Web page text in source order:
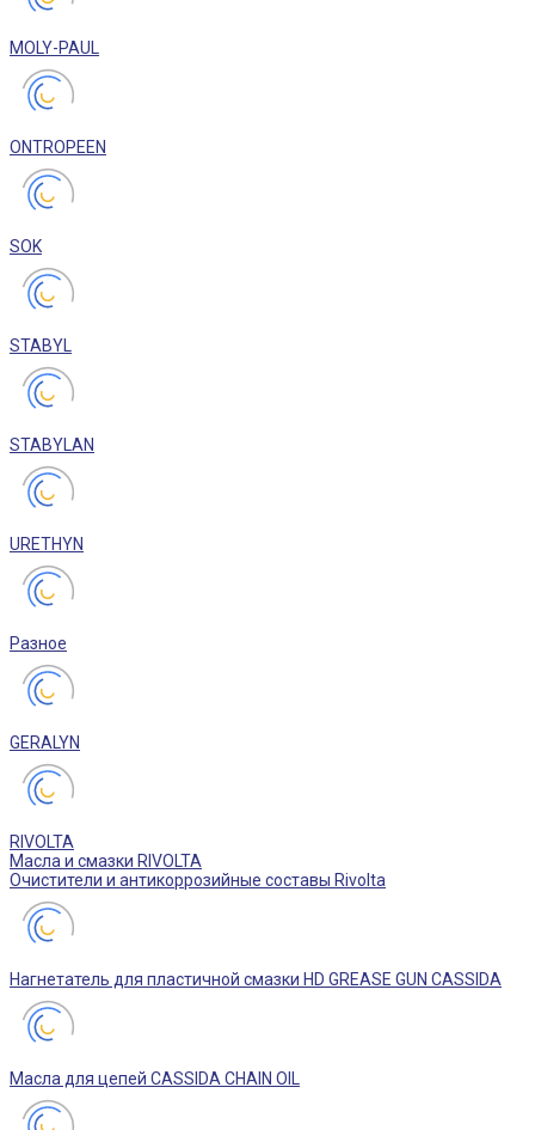
MOLY-PAUL
ONTROPEEN
SOK
STABYL
STABYLAN
URETHYN
Разное
GERALYN
RIVOLTA
Масла и смазки RIVOLTA
Очистители и антикоррозийные составы Rivolta
Нагнетатель для пластичной смазки HD GREASE GUN CASSIDA
Масла для цепей CASSIDA CHAIN OIL